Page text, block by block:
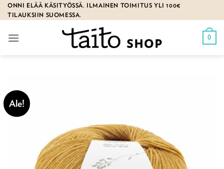
Skip
to
ONNI ELÄÄ KÄSITYÖSSÄ. ILMAINEN TOIMITUS YLI 100€
TILAUKSIIN SUOMESSA.
0
Ale!